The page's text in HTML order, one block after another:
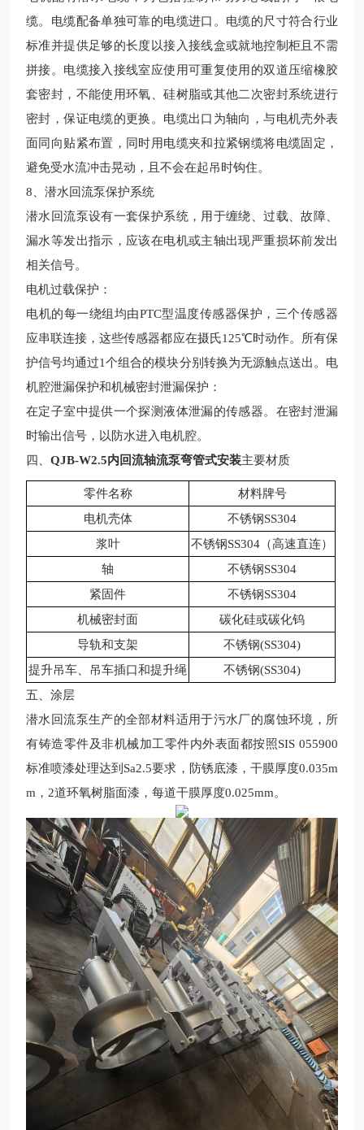
缆。电缆配备单独可靠的电缆进口。电缆的尺寸符合行业
标准并提供足够的长度以接入接线盒或就地控制柜且不需
拼接。电缆接入接线室应使用可重复使用的双道压缩橡胶
套密封，不能使用环氧、硅树脂或其他二次密封系统进行
密封，保证电缆的更换。电缆出口为轴向，与电机壳外表
面同向贴紧布置，同时用电缆夹和拉紧钢缆将电缆固定，
避免受水流冲击晃动，且不会在起吊时钩住。
8、潜水回流泵保护系统
潜水回流泵设有一套保护系统，用于缠绕、过载、故障、
漏水等发出指示，应该在电机或主轴出现严重损坏前发出
相关信号。
电机过载保护：
电机的每一绕组均由PTC型温度传感器保护，三个传感器
应串联连接，这些传感器都应在摄氏125℃时动作。所有保
护信号均通过1个组合的模块分别转换为无源触点送出 。 电
机腔泄漏保护和机械密封泄漏保护：
在定子室中提供一个探测液体泄漏的传感器。在密封泄漏
时输出信号，以防水进入电机腔。
四、 QJB-W2.5内回流轴流泵弯管式安装主要材质
零件名称
材料牌号
电机壳体
不锈钢SS304
浆叶
不锈钢SS304（高速直连）
轴
不锈钢SS304
紧固件
不锈钢SS304
机械密封面
碳化硅或碳化钨
导轨和支架
不锈钢(SS304)
提升吊车、吊车插口和提升绳
不锈钢(SS304)
五、涂层
潜水 回流泵生产的全部材料适用于污水厂的腐蚀环境，所
有铸造零件及非机械加工零件内外表面都按照SIS 055900
标准喷漆处理达到Sa2.5要求，防锈底漆，干膜厚度0.035m
m，2道环氧树脂面漆，每道干膜厚度0.025mm。